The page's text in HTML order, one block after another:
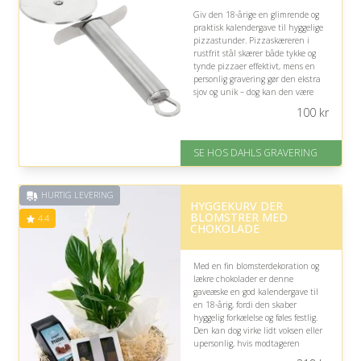
Giv den 18-årige en glimrende og
praktisk kalendergave til hyggelige
pizzastunder. Pizzaskæreren i
rustfrit stål skærer både tykke og
tynde pizzaer effektivt, mens en
personlig gravering gør den ekstra
sjov og unik – dog kan den være
Fremragende Trustpilot rating
100kr
SE HOS DAHLS GRAVERING
HURTIG LEVERING
4.4
HYGGEKURV DER
BLOMSTRER MED
CHOKOLADE
Med en fin blomsterdekoration og
lækre chokolader er denne
gaveæske en god kalendergave til
en 18-årig, fordi den skaber
hyggelig forkælelse og føles festlig.
Den kan dog virke lidt voksen eller
upersonlig, hvis modtageren